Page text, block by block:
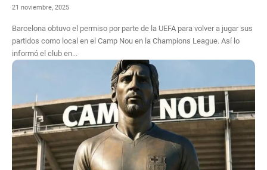
21 noviembre, 2025
Barcelona obtuvo el permiso por parte de la UEFA para volver a jugar sus
partidos como local en el Camp Nou en la Champions League. Así lo
informó el club en...